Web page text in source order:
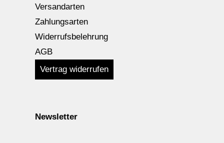
Versandarten
Zahlungsarten
Widerrufsbelehrung
AGB
Vertrag widerrufen
Newsletter